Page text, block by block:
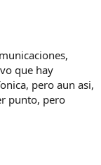
que hay
pero aun asi,
punto, pero